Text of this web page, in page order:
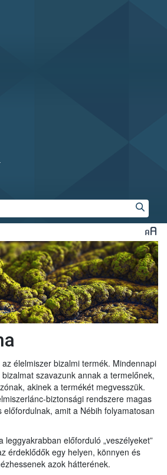
élelmiszer bizalmi termék. Mindennapi
szavazunk annak a termelőnek,
akinek a termékét megvesszük.
biztonsági rendszere magas
amit a Nébih folyamatosan
leggyakrabban előforduló „veszélyeket”
érdeklődők egy helyen, könnyen és
azok hátterének.